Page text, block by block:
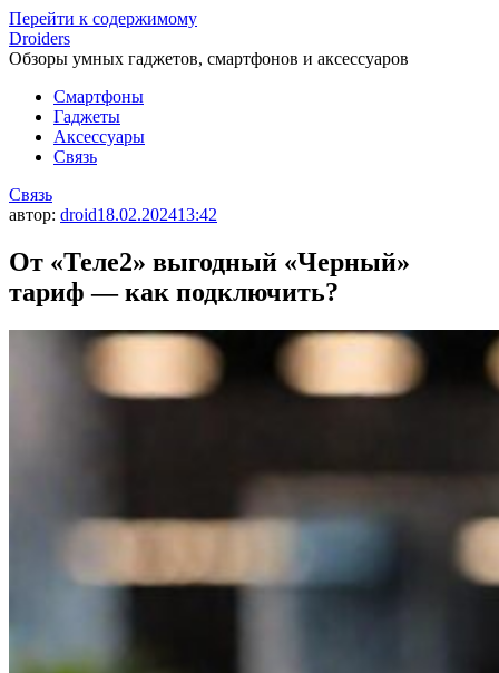
Перейти к содержимому
Droiders
Обзоры умных гаджетов, смартфонов и аксессуаров
Смартфоны
Гаджеты
Аксессуары
Связь
Связь
автор: droid18.02.202413:42
От «Теле2» выгодный «Черный»
тариф — как подключить?